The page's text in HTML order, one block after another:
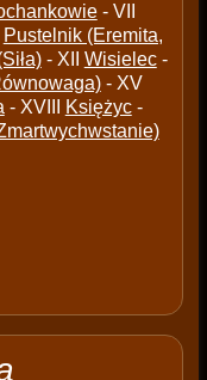
- VII
Pustelnik (Eremita,
- XII Wisielec-
- XV
- XVIII Księżyc-